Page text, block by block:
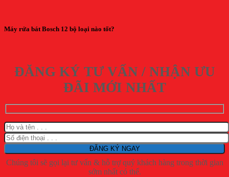
Máy rửa bát Bosch 12 bộ loại nào tốt?
ĐĂNG KÝ TƯ VẤN / NHẬN ƯU
ĐÃI MỚI NHẤT
Chúng tôi sẽ gọi lại tư vấn & hỗ trợ quý khách hàng trong thời gian
sớm nhất có thể.